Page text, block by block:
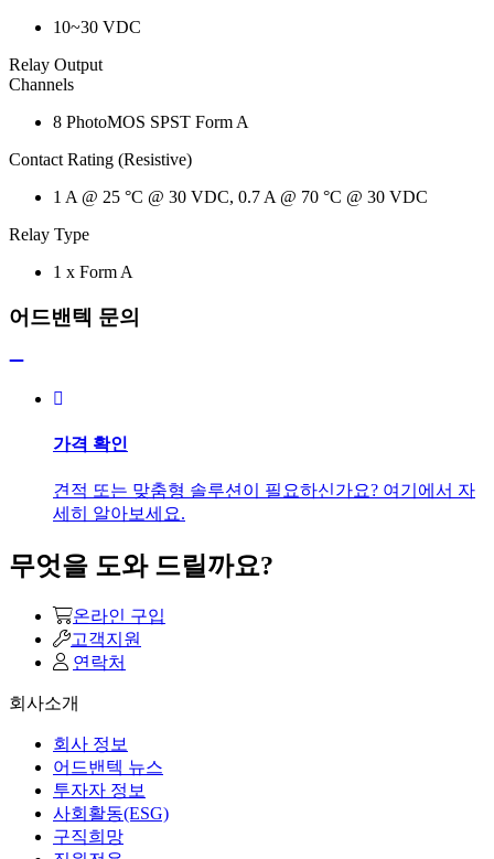
10~30 VDC
Relay Output
Channels
8 PhotoMOS SPST Form A
Contact Rating (Resistive)
1 A @ 25 °C @ 30 VDC, 0.7 A @ 70 °C @ 30 VDC
Relay Type
1 x Form A
어드밴텍 문의
가격 확인
견적 또는 맞춤형 솔루션이 필요하신가요? 여기에서 자
세히 알아보세요.
무엇을 도와 드릴까요?
온라인 구입
고객지원
연락처
회사소개
회사 정보
어드밴텍 뉴스
투자자 정보
사회활동(ESG)
구직희망